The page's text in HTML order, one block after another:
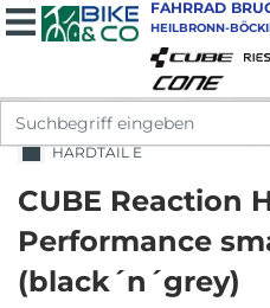
FAHRRAD
HEILBRONN-
HARDTAIL E
CUBE Reaction
Performance
(black´n´grey)